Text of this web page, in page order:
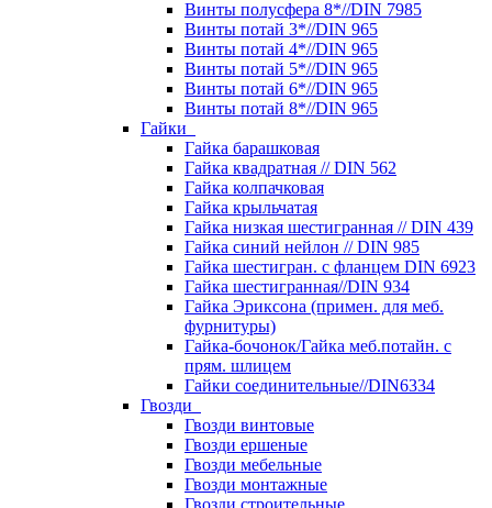
Винты полусфера 8*//DIN 7985
Винты потай 3*//DIN 965
Винты потай 4*//DIN 965
Винты потай 5*//DIN 965
Винты потай 6*//DIN 965
Винты потай 8*//DIN 965
Гайки
Гайка барашковая
Гайка квадратная // DIN 562
Гайка колпачковая
Гайка крыльчатая
Гайка низкая шестигранная // DIN 439
Гайка синий нейлон // DIN 985
Гайка шестигран. с фланцем DIN 6923
Гайка шестигранная//DIN 934
Гайка Эриксона (примен. для меб.
фурнитуры)
Гайка-бочонок/Гайка меб.потайн. с
прям. шлицем
Гайки соединительные//DIN6334
Гвозди
Гвозди винтовые
Гвозди ершеные
Гвозди мебельные
Гвозди монтажные
Гвозди строительные